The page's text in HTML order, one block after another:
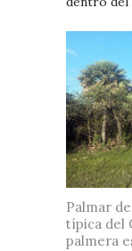
Palmar
típica del
palmera